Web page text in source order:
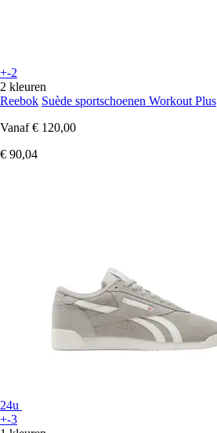
+-2
2 kleuren
Reebok Suède sportschoenen Workout Plus
Vanaf € 120,00
€ 90,04
24u
+-3